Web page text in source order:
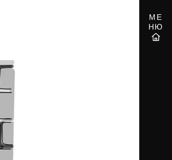
МЕ
НЮ